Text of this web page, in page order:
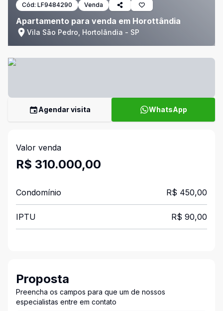
Cód: LF9484290 Venda
Apartamento para venda em Horottândia
Vila São Pedro, Hortolândia - SP
Agendar visita WhatsApp
Valor venda
R$ 310.000,00
Condomínio R$ 450,00
IPTU R$ 90,00
Proposta
Preencha os campos para que um de nossos
especialistas entre em contato